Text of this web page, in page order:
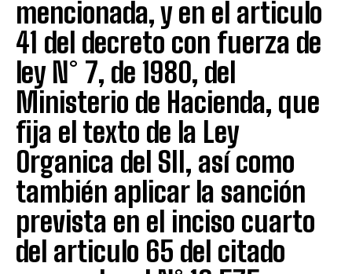
mencionada, y en el articulo
41 del decreto con fuerza de
ley N° 7, de 1980, del
Ministerio de Hacienda, que
fija el texto de la Ley
Organica del SII, así como
también aplicar la sanción
prevista en el inciso cuarto
del articulo 65 del citado